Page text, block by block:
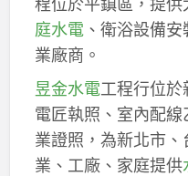
庭水電、衛浴設備安
業廠商。
昱金水電工程行位於
電匠執照、室內配
業證照，為新北市
業、工廠、家庭提供